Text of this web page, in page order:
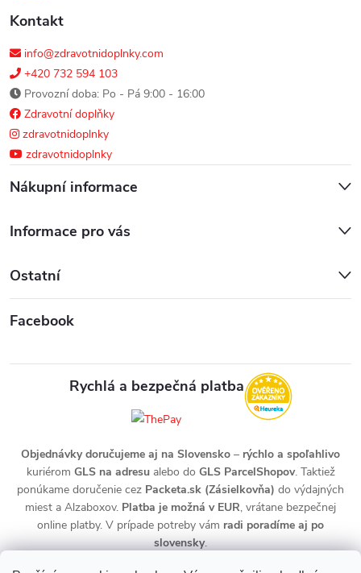
Kontakt
info@zdravotnidoplnky.com
+420 732 594 103
Provozní doba: Po - Pá 9:00 - 16:00
Zdravotní doplňky
zdravotnidoplnky
zdravotnidoplnky
Nákupní informace
Informace pro vás
Ostatní
Facebook
Rychlá a bezpečná platba
Objednávky doručujeme aj na Slovensko – rýchlo a spoľahlivo
kuriérom GLS na adresualebo do GLS ParcelShopov. Taktiež
ponúkame doručenie cez Packeta.sk (Zásielkovňa) do výdajných
miest a Alzaboxov. Platba je možná v EUR, vrátane bezpečnej
online platby. V prípade potreby vám radi poradíme aj po
slovensky.